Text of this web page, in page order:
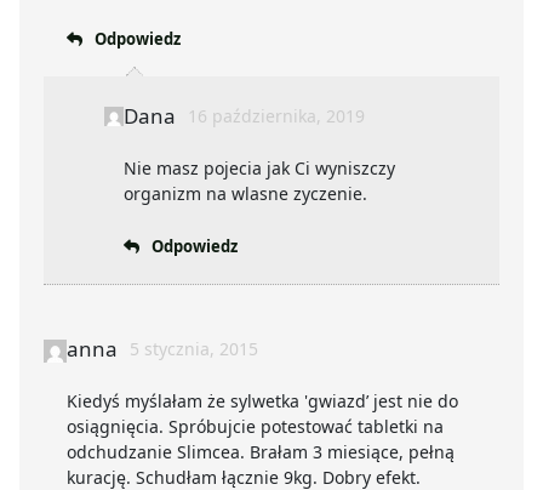
Odpowiedz
Dana 16 października, 2019
Nie masz pojecia jak Ci wyniszczy
organizm na wlasne zyczenie.
Odpowiedz
anna 5 stycznia, 2015
Kiedyś myślałam że sylwetka 'gwiazd’ jest nie do
osiągnięcia. Spróbujcie potestować tabletki na
odchudzanie Slimcea. Brałam 3 miesiące, pełną
kurację. Schudłam łącznie 9kg. Dobry efekt.